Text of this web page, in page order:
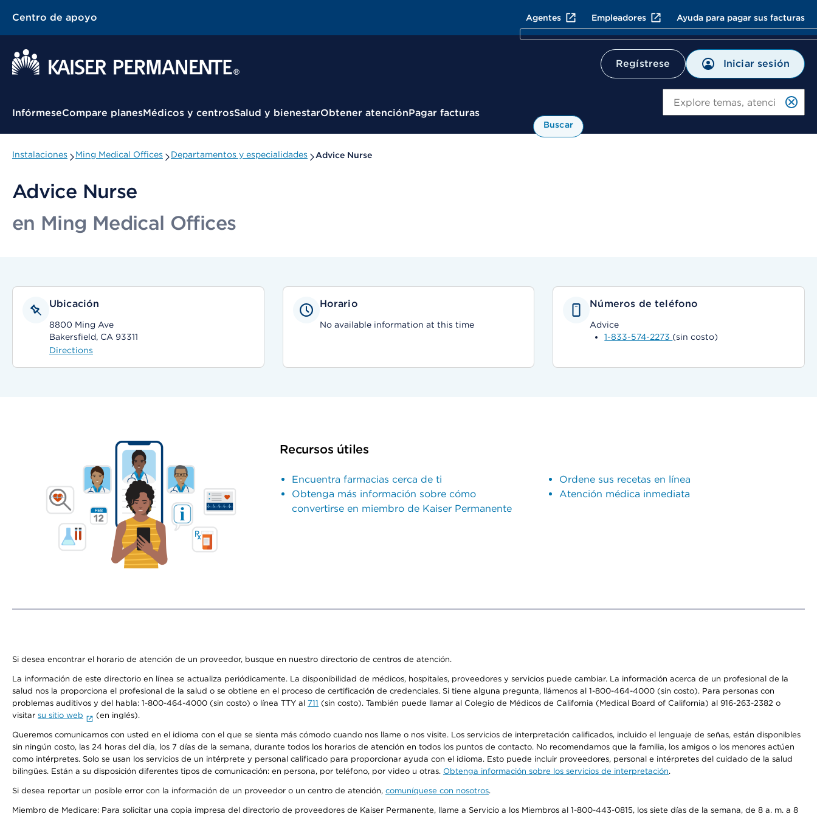
Centro de apoyo Agentes Empleadores Ayuda para pagar sus facturas
Regístrese Iniciar sesión
Menú contextual
InfórmeseCompare planesMédicos y centrosSalud y bienestarObtener atenciónPagar facturas
Buscar
Instalaciones Ming Medical Offices Departamentos y especialidades Advice Nurse
Advice Nurse
en Ming Medical Offices
Ubicación
8800 Ming Ave
Bakersfield, CA 93311
Directions
Horario
No available information at this time
Números de teléfono
Advice
1-833-574-2273 (sin costo)
Recursos útiles
Encuentra farmacias cerca de ti
Obtenga más información sobre cómo
convertirse en miembro de Kaiser Permanente
Ordene sus recetas en línea
Atención médica inmediata
Si desea encontrar el horario de atención de un proveedor, busque en nuestro directorio de centros de atención.
La información de este directorio en línea se actualiza periódicamente. La disponibilidad de médicos, hospitales, proveedores y servicios puede cambiar. La información acerca de un profesional de la
salud nos la proporciona el profesional de la salud o se obtiene en el proceso de certificación de credenciales. Si tiene alguna pregunta, llámenos al 1-800-464-4000 (sin costo). Para personas con
problemas auditivos y del habla: 1-800-464-4000 (sin costo) o línea TTY al 711 (sin costo). También puede llamar al Colegio de Médicos de California (Medical Board of California) al 916-263-2382 o
visitar su sitio web (en inglés).
Queremos comunicarnos con usted en el idioma con el que se sienta más cómodo cuando nos llame o nos visite. Los servicios de interpretación calificados, incluido el lenguaje de señas, están disponibles
sin ningún costo, las 24 horas del día, los 7 días de la semana, durante todos los horarios de atención en todos los puntos de contacto. No recomendamos que la familia, los amigos o los menores actúen
como intérpretes. Solo se usan los servicios de un intérprete y personal calificado para proporcionar ayuda con el idioma. Esto puede incluir proveedores, personal e intérpretes del cuidado de la salud
bilingües. Están a su disposición diferentes tipos de comunicación: en persona, por teléfono, por video u otras. Obtenga información sobre los servicios de interpretación.
Si desea reportar un posible error con la información de un proveedor o un centro de atención, comuníquese con nosotros.
Miembro de Medicare: Para solicitar una copia impresa del directorio de proveedores de Kaiser Permanente, llame a Servicio a los Miembros al 1-800-443-0815, los siete días de la semana, de 8 a. m. a 8